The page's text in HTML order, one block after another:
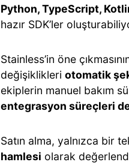
Python, TypeScript,
hazır SDK’ler
Stainless’in öne
değişiklikleri otomatik
ekiplerin manuel bakım
entegrasyon süreçleri de
Satın alma, yalnızca bir
hamlesi olarak